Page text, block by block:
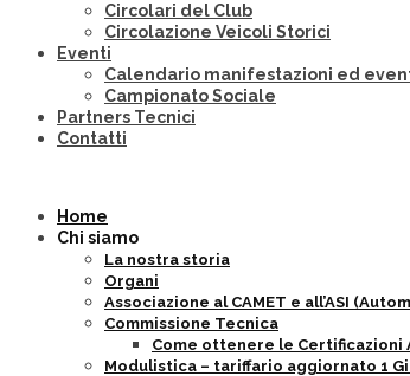
Circolari del Club
Circolazione Veicoli Storici
Eventi
Calendario manifestazioni ed
Campionato Sociale
Partners Tecnici
Contatti
Home
Chi siamo
La nostra storia
Organi
Associazione al CAMET e all’ASI
Commissione Tecnica
Come ottenere le Certificazioni
Modulistica – tariffario aggiornato 1